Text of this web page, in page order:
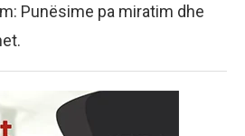
Punësime pa miratim dhe